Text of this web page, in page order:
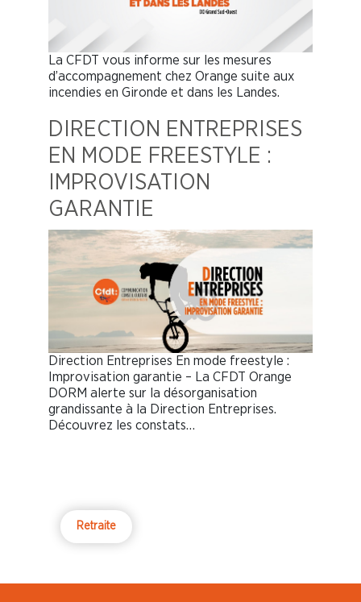
La CFDT vous informe sur les mesures
d’accompagnement chez Orange suite aux
incendies en Gironde et dans les Landes.
DIRECTION ENTREPRISES
EN MODE FREESTYLE :
IMPROVISATION
GARANTIE
Direction Entreprises En mode freestyle :
Improvisation garantie – La CFDT Orange
DORM alerte sur la désorganisation
grandissante à la Direction Entreprises.
Découvrez les constats…
Retraite